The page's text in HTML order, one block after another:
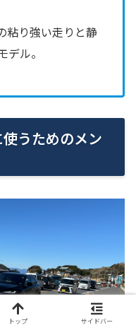
粘り強い走りと静
ル。
うためのメン
トップ サイドバー